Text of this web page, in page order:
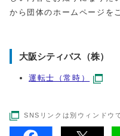
から団体のホームページを
大阪シティバス（株）
運転士（常時）
SNSリンクは別ウィンドウ